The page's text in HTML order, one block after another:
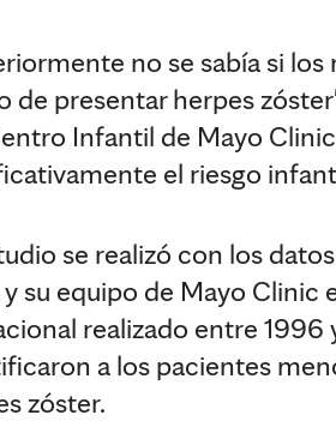
no se sabía si
de presentar herpes
Infantil de Mayo
el riesgo
se realizó con los
su equipo de Mayo Clinic
realizado entre
a los pacientes
zóster.